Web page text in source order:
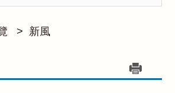
> 新風